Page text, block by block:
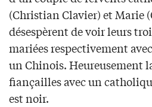
(Christian Clavier) et Marie
désespèrent de voir leurs
mariées respectivement
un Chinois. Heureusement
fiançailles avec un
est noir.